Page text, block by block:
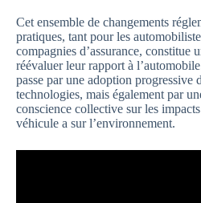
Cet ensemble de changements
pratiques, tant pour les
compagnies d’assurance, constitue
réévaluer leur rapport à
passe par une adoption progressive
technologies, mais également par
conscience collective sur les
véhicule a sur l’environnement.